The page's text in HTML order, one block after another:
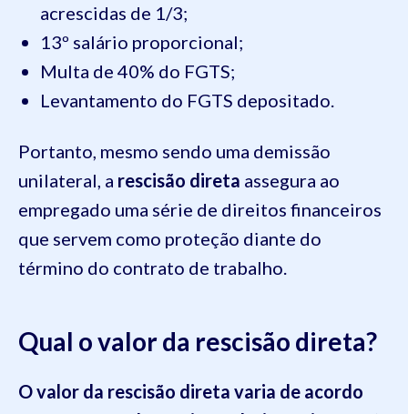
acrescidas de 1/3;
13º salário proporcional;
Multa de 40% do FGTS;
Levantamento do FGTS depositado.
Portanto, mesmo sendo uma demissão
unilateral, a rescisão direta assegura ao
empregado uma série de direitos financeiros
que servem como proteção diante do
término do contrato de trabalho.
Qual o valor da rescisão direta?
O valor da rescisão direta varia de acordo